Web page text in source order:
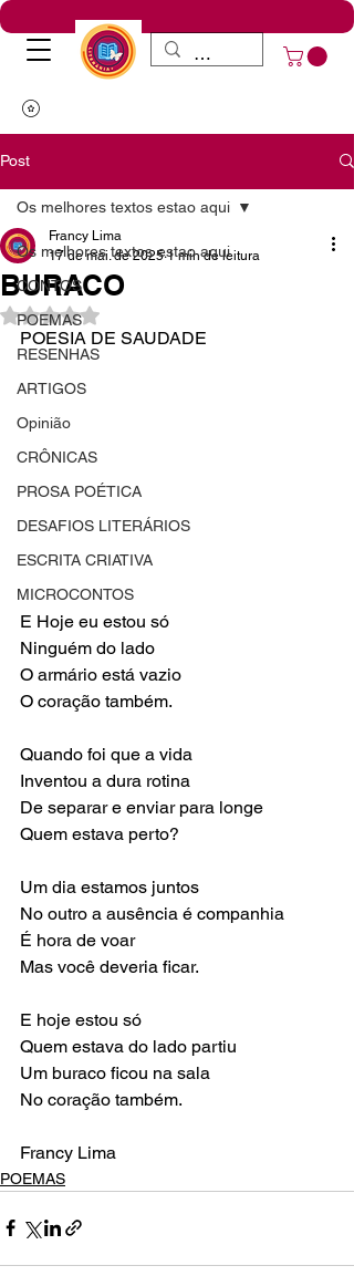
Post
Os melhores textos estao aqui
CONTOS
POEMAS
RESENHAS
ARTIGOS
Opinião
CRÔNICAS
PROSA POÉTICA
DESAFIOS LITERÁRIOS
ESCRITA CRIATIVA
MICROCONTOS
Os melhores textos estao aqui
BURACO
Francy Lima
17 de mai. de 2025 1 min de leitura
Avaliado com NaN de 5 estrelas.
POESIA DE SAUDADE
E Hoje eu estou só
Ninguém do lado
O armário está vazio
O coração também.
Quando foi que a vida
Inventou a dura rotina
De separar e enviar para longe
Quem estava perto?
Um dia estamos juntos
No outro a ausência é companhia
É hora de voar
Mas você deveria ficar.
E hoje estou só
Quem estava do lado partiu
Um buraco ficou na sala
No coração também.
Francy Lima
POEMAS